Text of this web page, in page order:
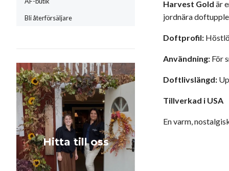
Bli återförsäljare
Hitta till oss
Harvest Gold är
jordnära
Doftprofil:
Användning: För
Doftlivslängd:
Tillverkad i USA
En varm,